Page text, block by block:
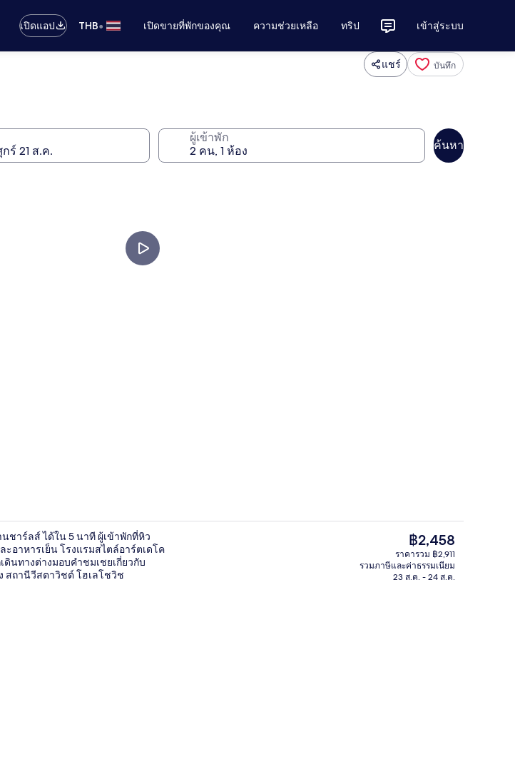
เปิดแอป
THB• เปิดขายที่พักของคุณ ความช่วยเหลือ ทริป เข้าสู่ระบบ
แชร์ บันทึก
ผู้เข้าพัก
ค้นหา
บริการอาหารเช้า อาหารกลางวัน และ
ชาร์ลส์ ได้ใน 5 นาที ผู้เข้าพักที่หิว
ะอาหารเย็น โรงแรมสไตล์อาร์ตเดโค
นทางต่างมอบคำชมเชยเกี่ยวกับ
สถานีวีสตาวิชต์ โฮเลโชวิช
ราคา
ปัจจุบัน
฿2,458
฿2,458
ราคารวม ฿2,911
รวมภาษีและค่าธรรมเนียม
23 ส.ค. - 24 ส.ค.